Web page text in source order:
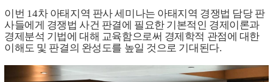
이번 14차 아태지역 판사 세미나는 아태지역 경쟁법 담당 판
사들에게 경쟁법 사건 판결에 필요한 기본적인 경제이론과
경제분석 기법에 대해 교육함으로써 경제학적 관점에 대한
이해도 및 판결의 완성도를 높일 것으로 기대된다.